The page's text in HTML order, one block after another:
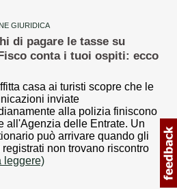
GIURIDICA
di pagare le tasse su
conta i tuoi ospiti: ecco
casa ai turisti scopre che le
inviate
alla polizia finiscono
all'Agenzia delle Entrate. Un
può arrivare quando gli
registrati non trovano riscontro
leggere)